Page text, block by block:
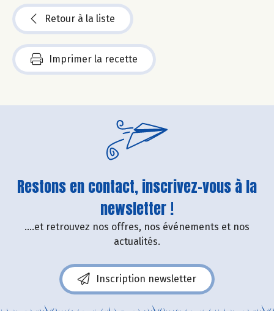
Retour à la liste
Imprimer la recette
Restons en contact, inscrivez-vous à la
newsletter !
....et retrouvez nos offres, nos événements et nos
actualités.
Inscription newsletter